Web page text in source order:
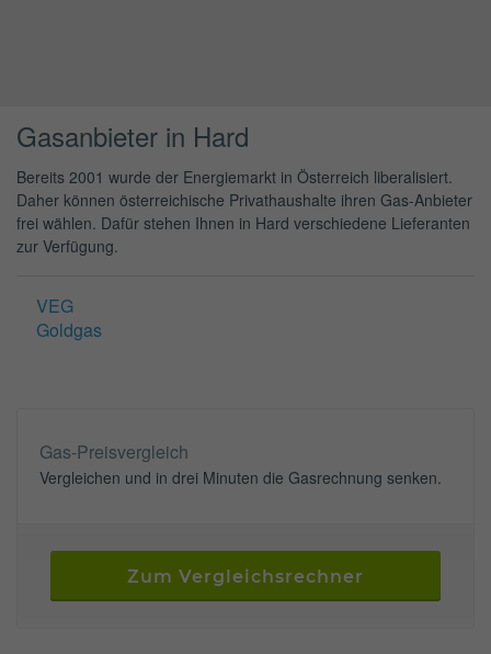
Gasanbieter in Hard
Bereits 2001 wurde der Energiemarkt in Österreich liberalisiert.
Daher können österreichische Privathaushalte ihren Gas-Anbieter
frei wählen. Dafür stehen Ihnen in Hard verschiedene Lieferanten
zur Verfügung.
VEG
Goldgas
Gas-Preisvergleich
Vergleichen und in drei Minuten die Gasrechnung senken.
Zum Vergleichsrechner